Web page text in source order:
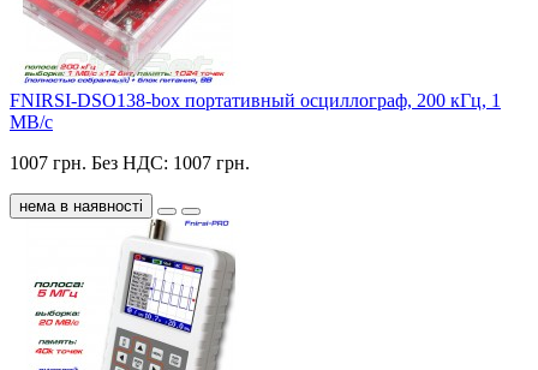
FNIRSI-DSO138-box портативный осциллограф, 200 кГц, 1
МВ/с
1007 грн. Без НДС: 1007 грн.
нема в наявності